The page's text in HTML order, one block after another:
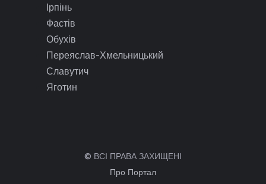
Ірпінь
Фастів
Обухів
Переяслав-Хмельницький
Славутич
Яготин
© ВСІ ПРАВА ЗАХИЩЕНІ
Про Портал